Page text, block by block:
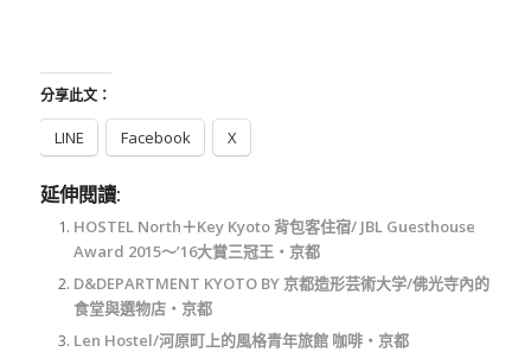
分享此文：
LINE Facebook X
延伸閱讀:
HOSTEL North＋Key Kyoto 背包客住宿/ JBL Guesthouse
Award 2015～’16大賞三冠王‧京都
D&DEPARTMENT KYOTO BY 京都造形芸術大学/佛光寺內的
食堂與選物店‧京都
Len Hostel/河原町上的風格青年旅館 咖啡‧京都